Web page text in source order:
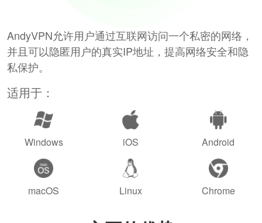
AndyVPN允许用户通过互联网访问一个私密的网络，
并且可以隐匿用户的真实IP地址，提高网络安全和隐
私保护。
适用于：
Windows iOS Android
macOS Linux Chrome